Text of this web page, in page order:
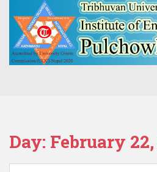
Day: February 22,